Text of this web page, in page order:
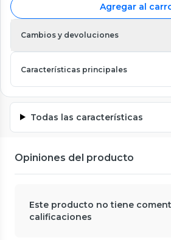
Agregar al
Cambios y devoluciones
Características principales
Todas las características
Opiniones del producto
Este producto no tiene
calificaciones